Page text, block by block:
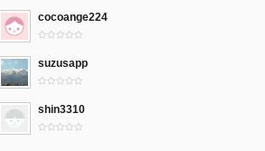
cocoange224
suzusapp
shin3310